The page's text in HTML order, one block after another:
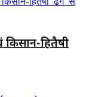
किसान-हितैषी